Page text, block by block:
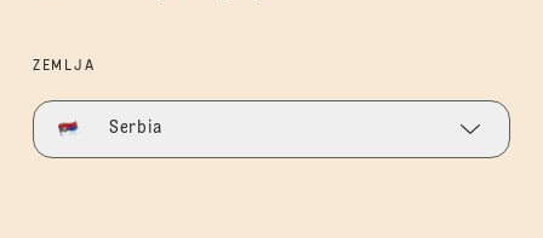
ZEMLJA
Serbia